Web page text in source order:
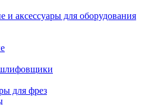
аксессуары для оборудования
для фрез